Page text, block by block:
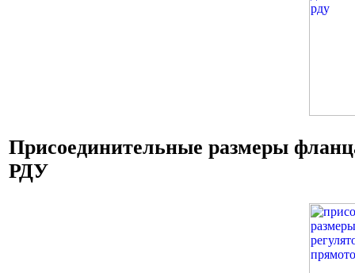
Присоединительные размеры
РДУ